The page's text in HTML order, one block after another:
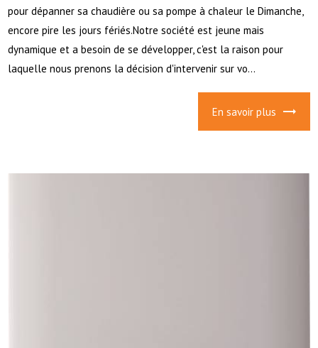
pour dépanner sa chaudière ou sa pompe à chaleur le Dimanche,
encore pire les jours fériés.Notre société est jeune mais
dynamique et a besoin de se développer, c'est la raison pour
laquelle nous prenons la décision d'intervenir sur vo...
En savoir plus